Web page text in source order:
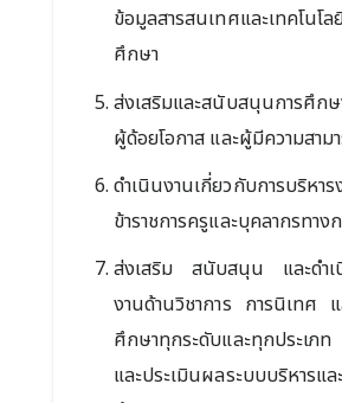
ข้อมูลสารสนเทศและเทคโนโ
ศึกษา
ส่งเสริมและสนับสนุนการศึก
ผู้ด้อยโอกาส และผู้มีความสาม
ดำเนินงานเกี่ยวกับการบริหา
ข้าราชการครูและบุคลากรทาง
ส่งเสริม สนับสนุน และดำเ
งานด้านวิชาการ การนิเทศ แ
ศึกษาทุกระดับและทุกประเภ
และประเมินผลระบบบริหารแล